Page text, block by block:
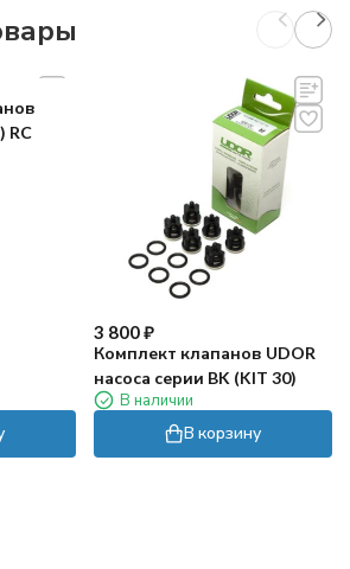
RC
3 800₽
Комплект клапанов UDOR
насоса серии BK (KIT 30)
В наличии
В корзину